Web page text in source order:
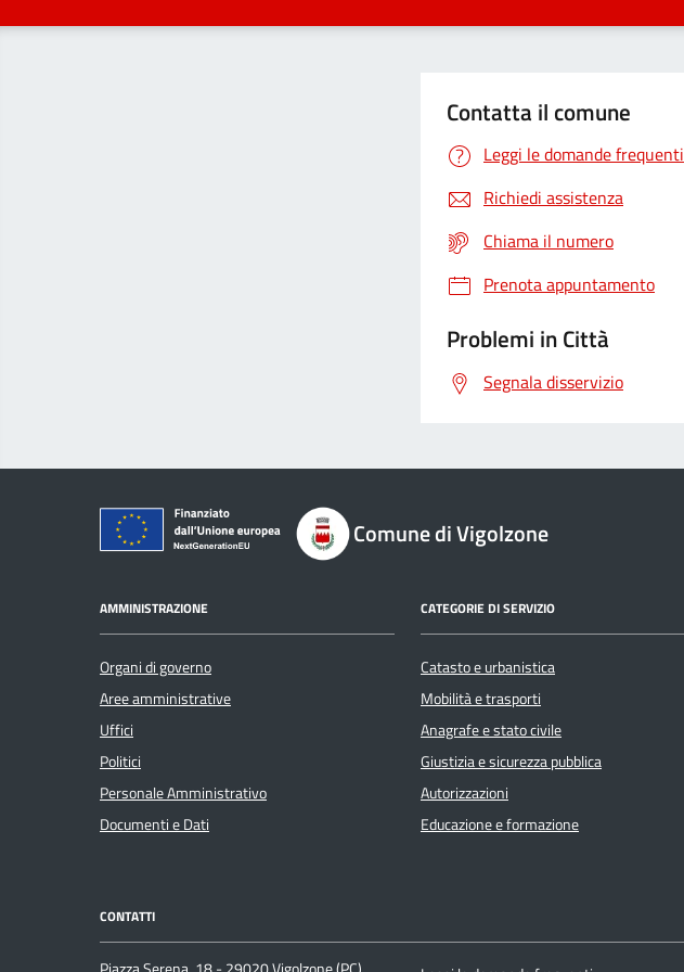
Contatta il comune
Leggi le domande frequenti
Richiedi assistenza
Chiama il numero
Prenota appuntamento
Problemi in Città
Segnala disservizio
Comune di Vigolzone
AMMINISTRAZIONE
Organi di governo
Aree amministrative
Uffici
Politici
Personale Amministrativo
Documenti e Dati
CATEGORIE DI SERVIZIO
Catasto e urbanistica
Mobilità e trasporti
Anagrafe e stato civile
Giustizia e sicurezza pubblica
Autorizzazioni
Educazione e formazione
CONTATTI